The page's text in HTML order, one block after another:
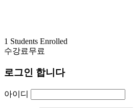
1 Students Enrolled
수강료무료
로그인 합니다
아이디